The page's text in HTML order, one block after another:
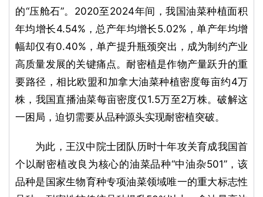
的“压舱石”。2020至2024年间，我国油菜种植面积
年均增长4.54%，总产年均增长5.02%，单产年均增
幅却仅有0.40%，单产提升瓶颈突出，成为制约产业
高质量发展的关键痛点。耐密植是作物产量跃升的重
要路径，相比欧盟和加拿大油菜种植密度每亩约4万
株，我国直播油菜每亩密度仅1.5万至2万株。破解这
一困局，迫切需要从品种源头实现耐密植突破。
为此，王汉中院士团队历时十年攻关育成我国首
个以耐密植改良为核心的油菜品种“中油杂501”，该
品种是国家生物育种专项油菜领域唯一的重大标志性